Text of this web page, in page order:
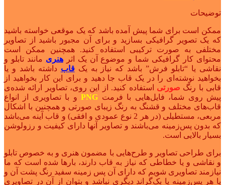
توضیحات
ممکن است برای شما پیش آمده باشد که یک موقعی خواسته باشید
که یک تصویر گرافیکی بسازید و برای آن مجبور باشید از تصاویر
مختلفی به صورت ترکیبی استفاده کنید. همچنین ممکن است
محتوای کار گرافیکی شما و موضوع آن یک اثرهنری مانند تابلو و
نقاشی یا “تابلو فرش” باشد که نیاز به یکقاب داشته باشد و یا
بخواهید نوشته‌ای را در یک قاب جا دهید و برای این کار بخواهید از
قابی با رنگ صورتی استفاده کنید. از این روی، تصاویر ارائه شده‌ی
پیش روی شما، فایل‌هایی با فرمت PNGو با تصاویری از انواع
قاب‌های مختلف و قشنگ به رنگ زیبای صورتی و همچنین با اشکال
مربعی، مستطیلی (در هر 2 نوع عمودی و افقی) و قاب آینه می‌باشد
که بدون پس‌زمینه می‌باشند و تصاویر آنها دارای کیفیت و رزولوشن
بسیار بالایی است.
برای طراحی تصاویر و طرح‌هایی با مضمون هنری و به خصوص تابلو
و نقاشی و یا خطاطی که نیاز به قاب دارند، بارها شده است که ما
نیازمند تصاویری شویم که دارای آن پس زمینه سفید رنگ پشت آن و
یا هر پس‌زمینه یا بک‌گراند دیگری نباشد و بتوان از آن در تصاویری